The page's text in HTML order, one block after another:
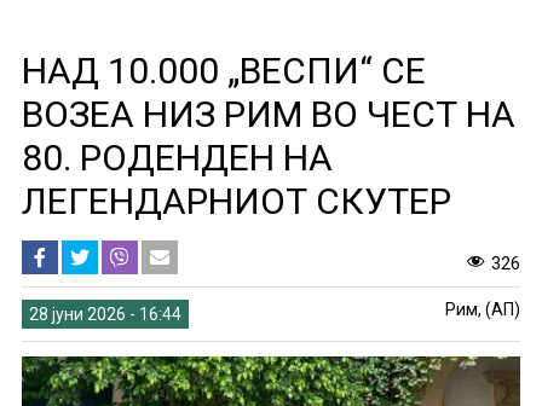
НАД 10.000 „ВЕСПИ“ СЕ
ВОЗЕА НИЗ РИМ ВО ЧЕСТ НА
80. РОДЕНДЕН НА
ЛЕГЕНДАРНИОТ СКУТЕР
326
28 јуни 2026 - 16:44 Рим, (АП)